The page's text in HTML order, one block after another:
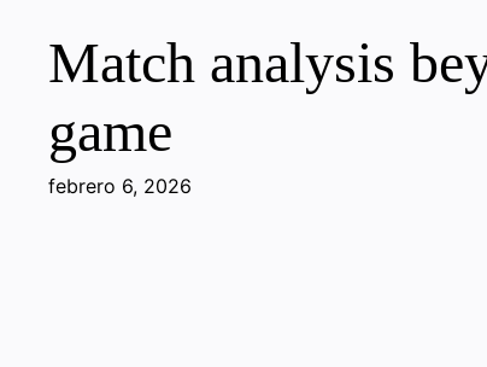
Match analysis
game
febrero 6, 2026